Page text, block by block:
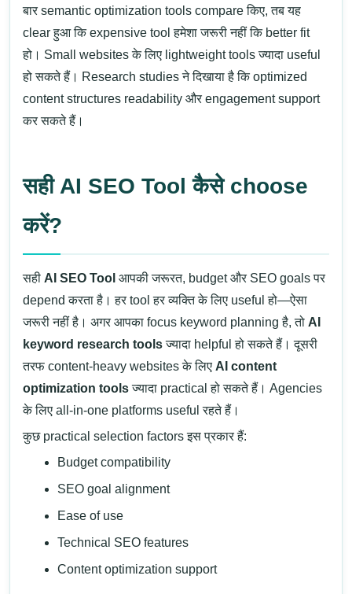
बार semantic optimization tools compare किए, तब यह
clear हुआ कि expensive tool हमेशा जरूरी नहीं कि better fit
हो। Small websites के लिए lightweight tools ज्यादा useful
हो सकते हैं। Research studies ने दिखाया है कि optimized
content structures readability और engagement support
कर सकते हैं।
सही AI SEO Tool कैसे choose
करें?
सही AI SEO Tool आपकी जरूरत, budget और SEO goals पर
depend करता है। हर tool हर व्यक्ति के लिए useful हो—ऐसा
जरूरी नहीं है। अगर आपका focus keyword planning है, तो AI
keyword research toolsज्यादा helpful हो सकते हैं। दूसरी
तरफ content-heavy websites के लिए AI content
optimization toolsज्यादा practical हो सकते हैं। Agencies
के लिए all-in-one platforms useful रहते हैं।
कुछ practical selection factors इस प्रकार हैं:
Budget compatibility
SEO goal alignment
Ease of use
Technical SEO features
Content optimization support